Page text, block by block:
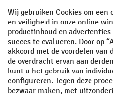
Algemene
Privacyverklaring
All prices excl. VAT plusshipping
if not stated otherwise.
¹ De korting is geldig tot en met de